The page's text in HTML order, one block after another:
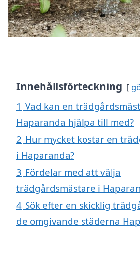
Innehållsförteckning
1 Vad kan en
Haparanda hjälpa till med?
2 Hur mycket kostar en
i Haparanda?
3 Fördelar med att välja
trädgårdsmästare i
4 Sök efter en skicklig
de omgivande städerna